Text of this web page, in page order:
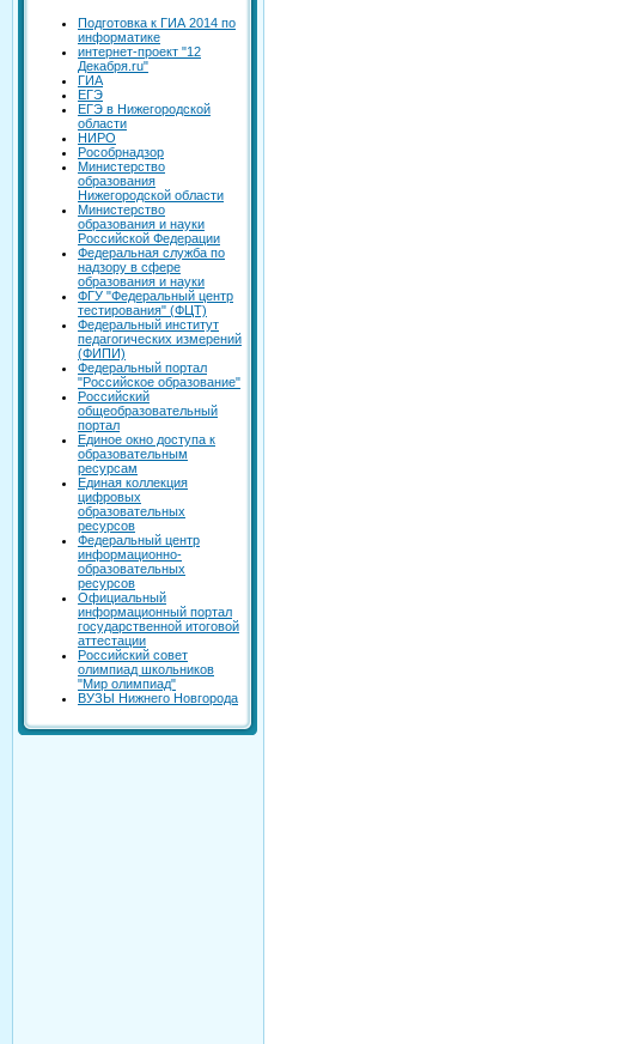
Подготовка к ГИА 2014 по
информатике
интернет-проект "12
Декабря.ru"
ГИА
ЕГЭ
ЕГЭ в Нижегородской
области
НИРО
Рособрнадзор
Министерство
образования
Нижегородской области
Министерство
образования и науки
Российской Федерации
Федеральная служба по
надзору в сфере
образования и науки
ФГУ "Федеральный центр
тестирования" (ФЦТ)
Федеральный институт
педагогических измерений
(ФИПИ)
Федеральный портал
"Российское образование"
Российский
общеобразовательный
портал
Единое окно доступа к
образовательным
ресурсам
Единая коллекция
цифровых
образовательных
ресурсов
Федеральный центр
информационно-
образовательных
ресурсов
Официальный
информационный портал
государственной итоговой
аттестации
Российский совет
олимпиад школьников
"Мир олимпиад"
ВУЗЫ Нижнего Новгорода